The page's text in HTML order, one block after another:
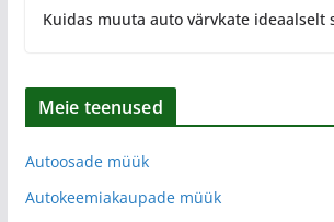
Kuidas muuta auto värvkate ideaalselt
Meie teenused
Autoosade müük
Autokeemiakaupade müük